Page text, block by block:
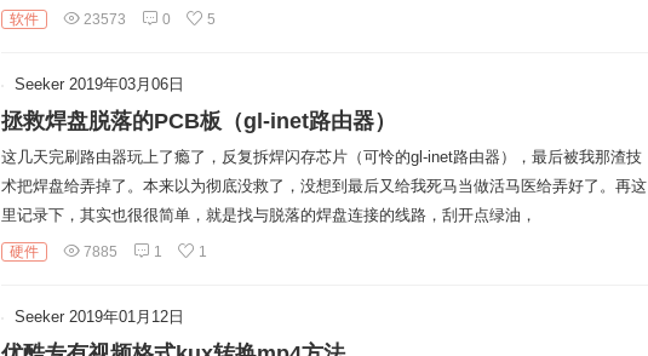
软件 23573 0 5
Seeker 2019年03月06日
拯救焊盘脱落的PCB板（gl-inet路由器）
这几天完刷路由器玩上了瘾了，反复拆焊闪存芯片（可怜的gl-inet路由器），最后被我那渣技
术把焊盘给弄掉了。本来以为彻底没救了，没想到最后又给我死马当做活马医给弄好了。再这
里记录下，其实也很很简单，就是找与脱落的焊盘连接的线路，刮开点绿油，
硬件 7885 1 1
Seeker 2019年01月12日